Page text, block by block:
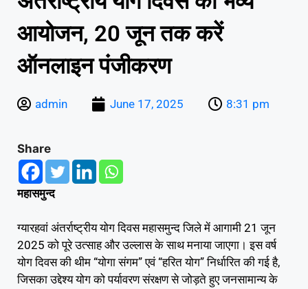
आयोजन, 20 जून तक करें
ऑनलाइन पंजीकरण
admin June 17, 2025 8:31 pm
Share
महासमुन्द
ग्यारहवां अंतर्राष्ट्रीय योग दिवस महासमुन्द जिले में आगामी 21 जून
2025 को पूरे उत्साह और उल्लास के साथ मनाया जाएगा। इस वर्ष
योग दिवस की थीम “योगा संगम” एवं “हरित योग” निर्धारित की गई है,
जिसका उद्देश्य योग को पर्यावरण संरक्षण से जोड़ते हुए जनसामान्य के